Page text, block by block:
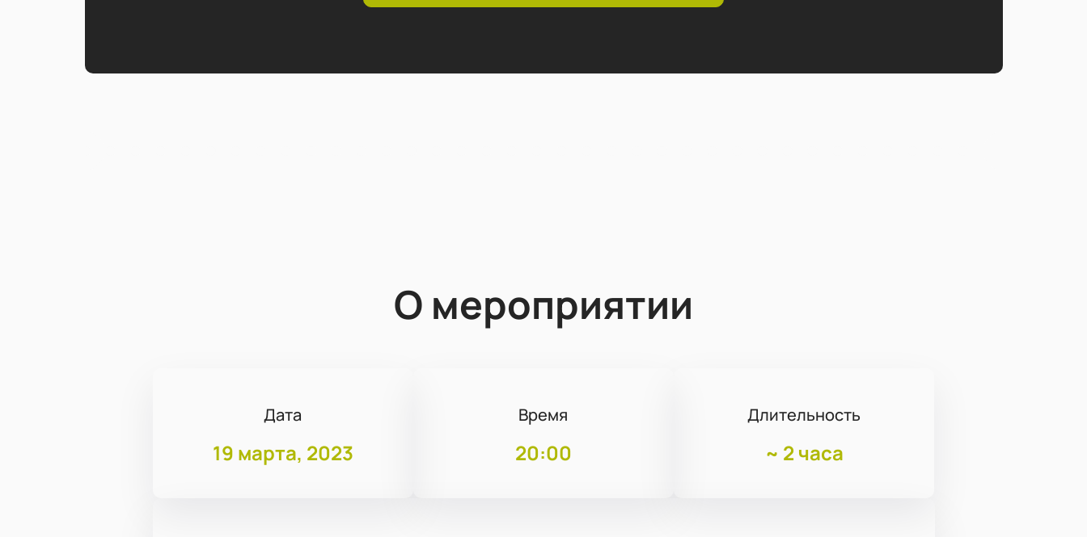
О мероприятии
Дата
19 марта, 2023
Время
20:00
Длительность
~ 2 часа